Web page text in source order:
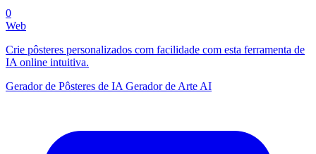
0
Web
Crie pôsteres personalizados com facilidade com esta ferramenta de
IA online intuitiva.
Gerador de Pôsteres de IA Gerador de Arte AI